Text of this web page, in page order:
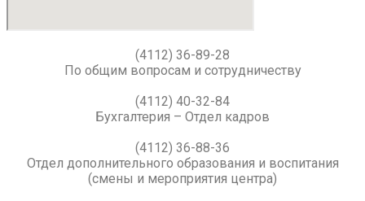
(4112) 36-89-28
По общим вопросам и сотрудничеству
(4112) 40-32-84
Бухгалтерия – Отдел кадров
(4112) 36-88-36
Отдел дополнительного образования и воспитания
(смены и мероприятия центра)